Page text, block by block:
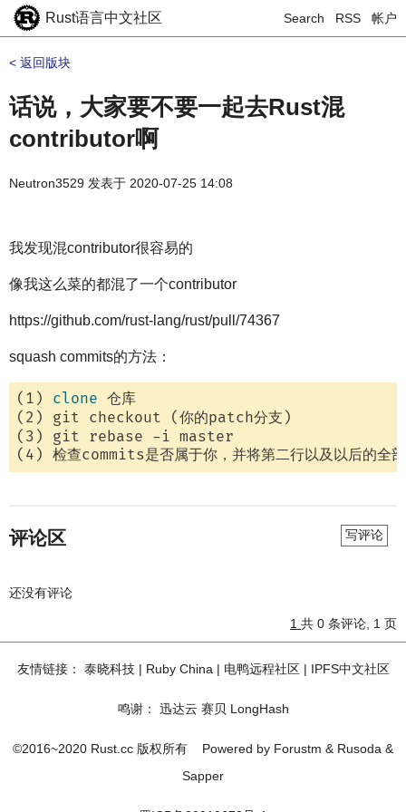
Rust语言中文社区 Search RSS 帐户
< 返回版块
话说，大家要不要一起去Rust混
contributor啊
Neutron3529 发表于 2020-07-25 14:08
我发现混contributor很容易的
像我这么菜的都混了一个contributor
https://github.com/rust-lang/rust/pull/74367
squash commits的方法：
(1) clone 仓库
(2) git checkout (你的patch分支)
(3) git rebase -i master
评论区 写评论
还没有评论
1 共 0 条评论, 1 页
友情链接： 泰晓科技| Ruby China | 电鸭远程社区| IPFS中文社区
鸣谢： 迅达云 赛贝 LongHash
©2016~2020 Rust.cc 版权所有 Powered by Forustm & Rusoda &
Sapper